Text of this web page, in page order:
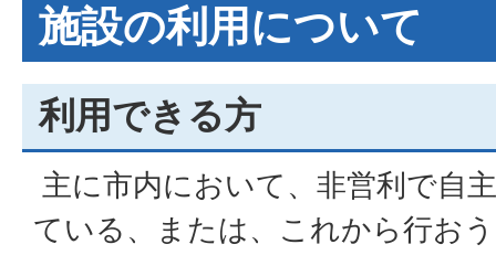
施設の利用について
利用できる方
主に市内において、非営利で自
ている、または、これから行お